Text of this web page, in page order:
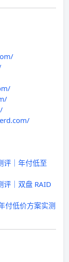
评｜年付低至
评｜双盘 RAID
付低价方案实测